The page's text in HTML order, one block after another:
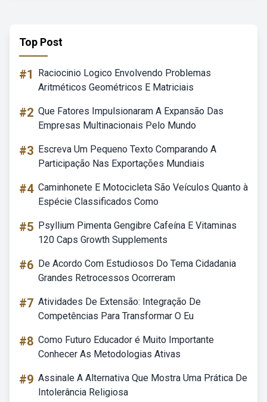
Top Post
#1
Raciocinio Logico Envolvendo Problemas
Aritméticos Geométricos E Matriciais
#2 Que Fatores Impulsionaram A Expansão Das
Empresas Multinacionais Pelo Mundo
#3 Escreva Um Pequeno Texto Comparando A
Participação Nas Exportações Mundiais
#4 Caminhonete E Motocicleta São Veículos Quanto à
Espécie Classificados Como
#5 Psyllium Pimenta Gengibre Cafeína E Vitaminas
120 Caps Growth Supplements
#6 De Acordo Com Estudiosos Do Tema Cidadania
Grandes Retrocessos Ocorreram
#7 Atividades De Extensão: Integração De
Competências Para Transformar O Eu
#8 Como Futuro Educador é Muito Importante
Conhecer As Metodologias Ativas
#9 Assinale A Alternativa Que Mostra Uma Prática De
Intolerância Religiosa